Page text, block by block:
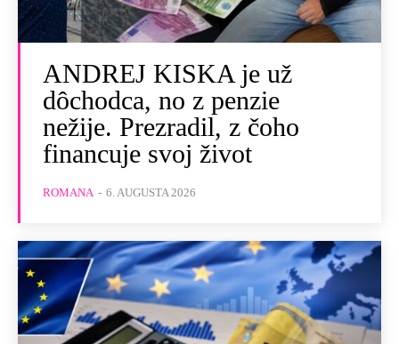
ANDREJ KISKA je už
dôchodca, no z penzie
nežije. Prezradil, z čoho
financuje svoj život
ROMANA - 6. AUGUSTA 2026